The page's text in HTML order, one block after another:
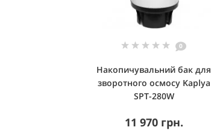
0
Накопичувальний бак для
зворотного осмосу Kaplya
SPT-280W
11 970 грн.